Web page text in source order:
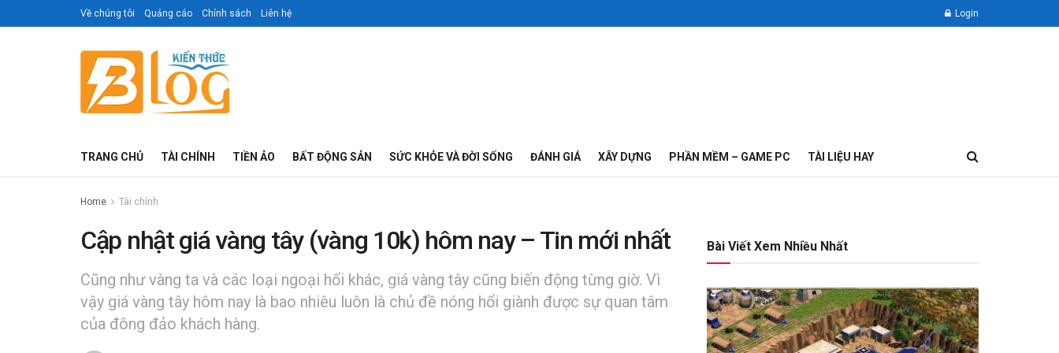
Về chúng tôi Quảng cáo Chính sách Liên hệ Login
TRANG CHỦ TÀI CHÍNH TIỀN ẢO BẤT ĐỘNG SẢN SỨC KHỎE VÀ ĐỜI SỐNG ĐÁNH GIÁ XÂY DỰNG PHẦN MỀM – GAME PC TÀI LIỆU HAY
Home Tài chính
Cập nhật giá vàng tây (vàng 10k) hôm nay – Tin mới nhất
Cũng như vàng ta và các loại ngoại hối khác, giá vàng tây cũng biến động từng giờ. Vì
vậy giá vàng tây hôm nay là bao nhiêu luôn là chủ đề nóng hổi giành được sự quan tâm
của đông đảo khách hàng.
Bài Viết Xem Nhiều Nhất